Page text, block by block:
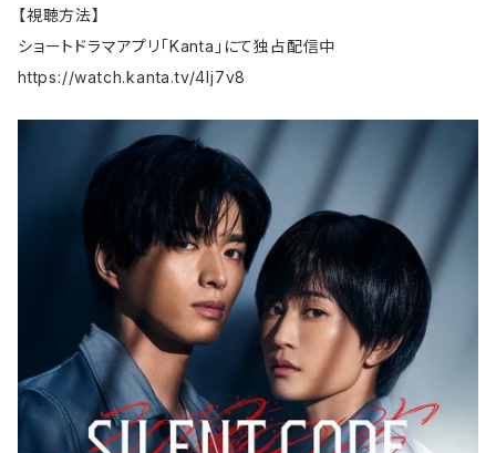
【視聴方法】
ショートドラマアプリ「Kanta」にて独占配信中
https://watch.kanta.tv/4lj7v8